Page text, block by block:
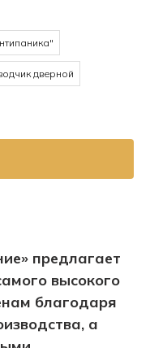
дверной
предлагает
высокого
благодаря
а